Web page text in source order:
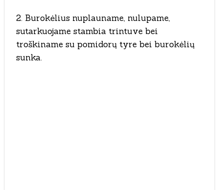
2. Burokėlius nuplauname, nulupame,
sutarkuojame stambia trintuve bei
troškiname su pomidorų tyre bei burokėlių
sunka.